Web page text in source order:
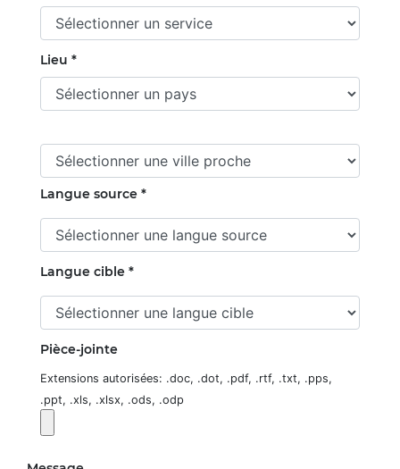
Lieu *
Langue source *
Langue cible *
Pièce-jointe
Extensions autorisées: .doc, .dot, .pdf, .rtf, .txt, .pps,
.ppt, .xls, .xlsx, .ods, .odp